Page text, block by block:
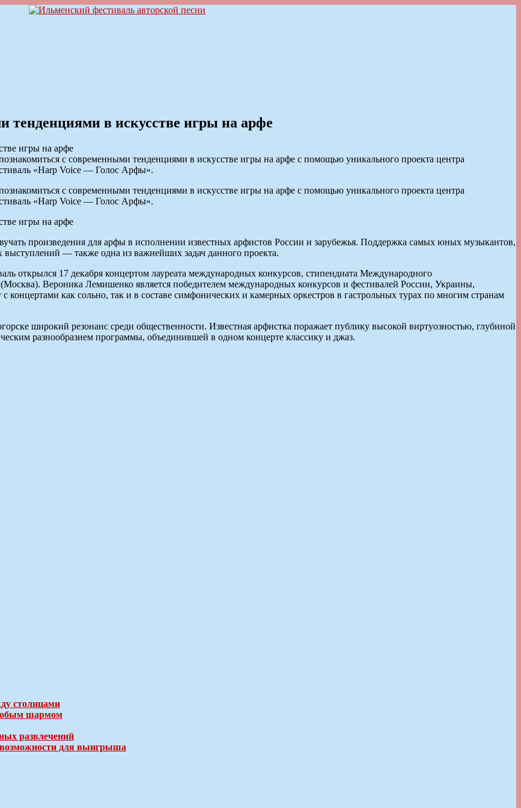
в искусстве игры на арфе
с современными тенденциями в искусстве игры на арфе с помощью уникального проекта центра
«Harp Voice — Голос Арфы».
с современными тенденциями в искусстве игры на арфе с помощью уникального проекта центра
«Harp Voice — Голос Арфы».
произведения для арфы в исполнении известных арфистов России и зарубежья. Поддержка самых юных музыкантов,
— также одна из важнейших задач данного проекта.
открылся 17 декабря концертом лауреата международных конкурсов, стипендиата Международного
Вероника Лемишенко является победителем международных конкурсов и фестивалей России, Украины,
как сольно, так и в составе симфонических и камерных оркестров в гастрольных турах по многим странам
широкий резонанс среди общественности. Известная арфистка поражает публику высокой виртуозностью, глубиной
разнообразием программы, объединившей в одном концерте классику и джаз.
столицами
шармом
развлечений
для выигрыша